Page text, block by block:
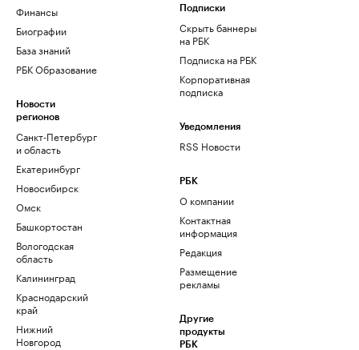
Финансы
Биографии
База знаний
РБК Образование
Новости
регионов
Санкт-Петербург
и область
Екатеринбург
Новосибирск
Омск
Башкортостан
Вологодская
область
Калининград
Краснодарский
край
Нижний
Новгород
Подписки
Скрыть баннеры
на РБК
Подписка на РБК
Корпоративная
подписка
Уведомления
RSS Новости
РБК
О компании
Контактная
информация
Редакция
Размещение
рекламы
Другие
продукты
РБК